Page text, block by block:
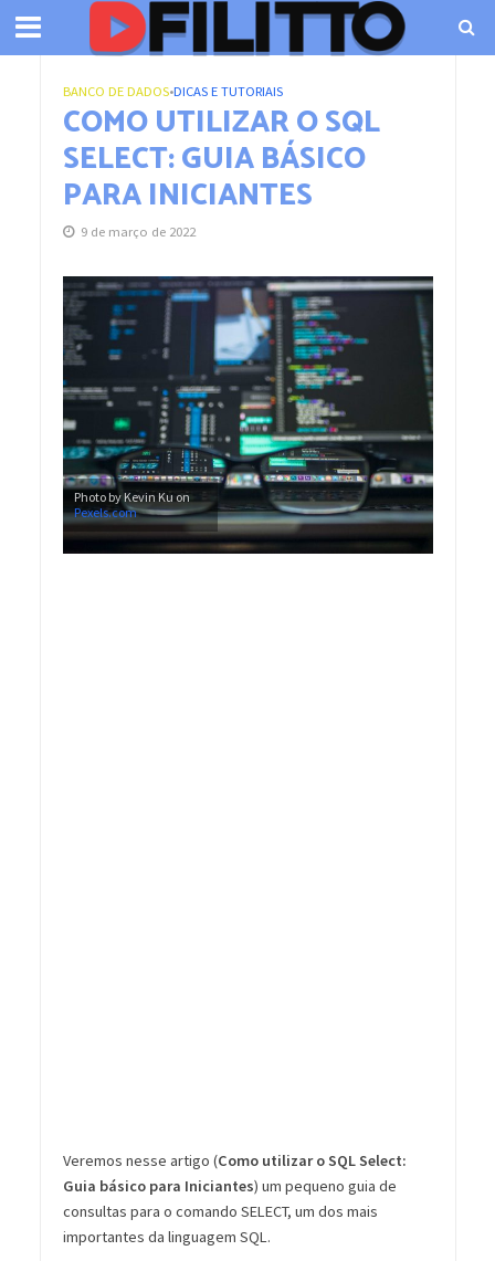
BANCO DE DADOS•DICAS E TUTORIAIS
COMO UTILIZAR O SQL
SELECT: GUIA BÁSICO
PARA INICIANTES
9 de março de 2022
Photo by Kevin Ku on
Pexels.com
Veremos nesse artigo (Como utilizar o SQL Select:
Guia básico para Iniciantes) um pequeno guia de
consultas para o comando SELECT, um dos mais
importantes da linguagem SQL.